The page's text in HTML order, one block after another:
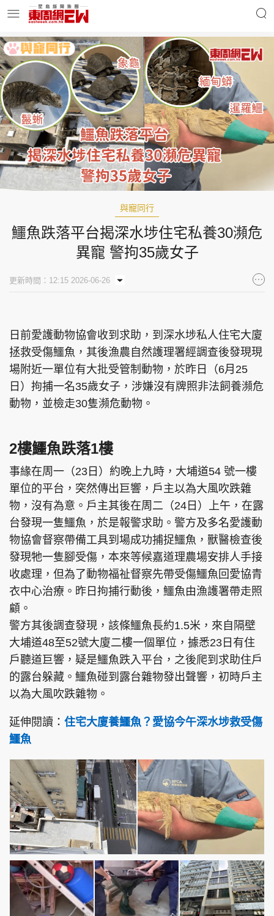
明星名人 時事財經
東周Ladies 優享生活
東周食玩通 會員活動
玄學靈異 東周專欄
東周刊 cazbuyer 東Touch
頭條日報 星島環球 The Standard
親子王 Oh!爸媽 JobMarket
關於我們
聯絡我們
隱私政策聲明
使用條款
版權及免責聲明
©Eastweek.com.hk. All rights reserved.
與寵同行
鱷魚跌落平台揭深水埗住宅私養30瀕危
異寵 警拘35歲女子
更新時間：12:15 2026-06-26
日前愛護動物協會收到求助，到深水埗私人住宅大廈
拯救受傷鱷魚，其後漁農自然護理署經調查後發現現
場附近一單位有大批受管制動物，於昨日（6月25
日）拘捕一名35歲女子，涉嫌沒有牌照非法飼養瀕危
動物，並檢走30隻瀕危動物。
2樓鱷魚跌落1樓
事緣在周一（23日）約晚上九時，大埔道54 號一樓
單位的平台，突然傳出巨響，戶主以為大風吹跌雜
物，沒有為意。戶主其後在周二（24日）上午，在露
台發現一隻鱷魚，於是報警求助。警方及多名愛護動
物協會督察帶備工具到場成功捕捉鱷魚，獸醫檢查後
發現牠一隻腳受傷，本來等候嘉道理農場安排人手接
收處理，但為了動物福祉督察先帶受傷鱷魚回愛協青
衣中心治療。昨日拘捕行動後，鱷魚由漁護署帶走照
顧。
警方其後調查發現，該條鱷魚長約1.5米，來自隔壁
大埔道48至52號大廈二樓一個單位，據悉23日有住
戶聽道巨響，疑是鱷魚跌入平台，之後爬到求助住戶
的露台躲藏。鱷魚碰到露台雜物發出聲響，初時戶主
以為大風吹跌雜物。
延伸閱讀： 住宅大廈養鱷魚？愛協今午深水埗救受傷
鱷魚